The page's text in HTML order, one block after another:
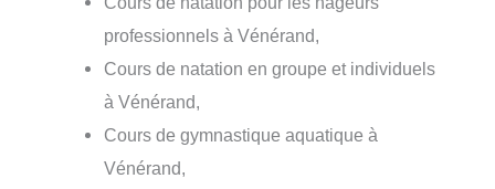
professionnels à Vénérand,
Cours de natation en groupe et individuels
à Vénérand,
Cours de gymnastique aquatique à
Vénérand,